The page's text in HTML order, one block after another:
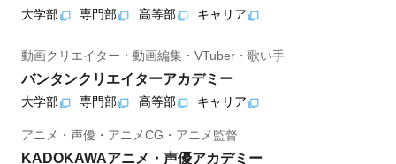
大学部 専門部 高等部 キャリア
動画クリエイター・動画編集・VTuber・歌い手
バンタンクリエイターアカデミー
大学部 専門部 高等部 キャリア
アニメ・声優・アニメCG・アニメ監督
KADOKAWAアニメ・声優アカデミー